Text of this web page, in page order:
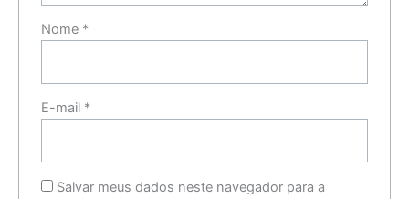
Nome *
E-mail *
Salvar meus dados neste navegador para a